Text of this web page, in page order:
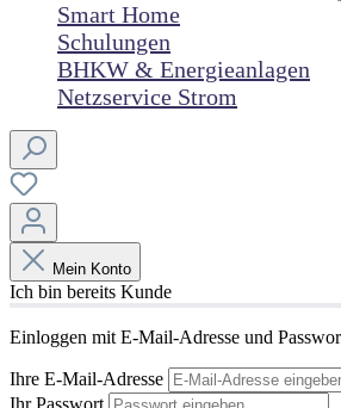
Smart Home
Schulungen
BHKW & Energieanlagen
Netzservice Strom
Mein Konto
Ich bin bereits Kunde
Einloggen mit E-Mail-Adresse und
Ihre E-Mail-Adresse
Ihr Passwort